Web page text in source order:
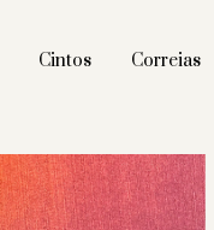
Cintos Correias